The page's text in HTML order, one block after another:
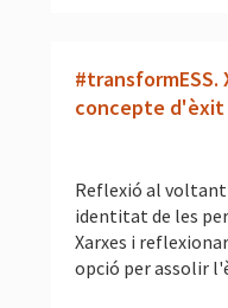
#transformESS.
concepte d'èxit
Reflexió al voltant
identitat de les
Xarxes i
opció per assolir